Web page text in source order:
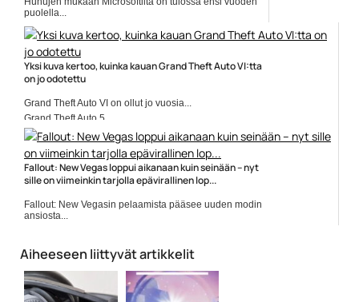
puolella...
Microsoft
Yksi kuva kertoo, kuinka kauan Grand Theft Auto VI:tta
on jo odotettu
Grand Theft Auto VI on ollut jo vuosia...
Grand Theft Auto 5
Fallout: New Vegas loppui aikanaan kuin seinään – nyt
sille on viimeinkin tarjolla epävirallinen lop...
Fallout: New Vegasin pelaamista pääsee uuden modin
ansiosta...
Aiheeseen liittyvät artikkelit